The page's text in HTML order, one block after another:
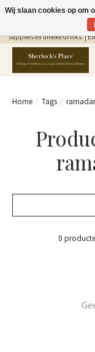
Gratis Verzending in NL
supplies en unieke drinks. |
Home / Tags /
0
Wij slaan cookies op om